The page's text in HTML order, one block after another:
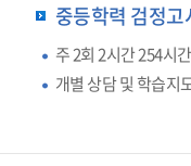
중등학력 검정고
주 2회 2시간 254시간
개별 상담 및 학습지